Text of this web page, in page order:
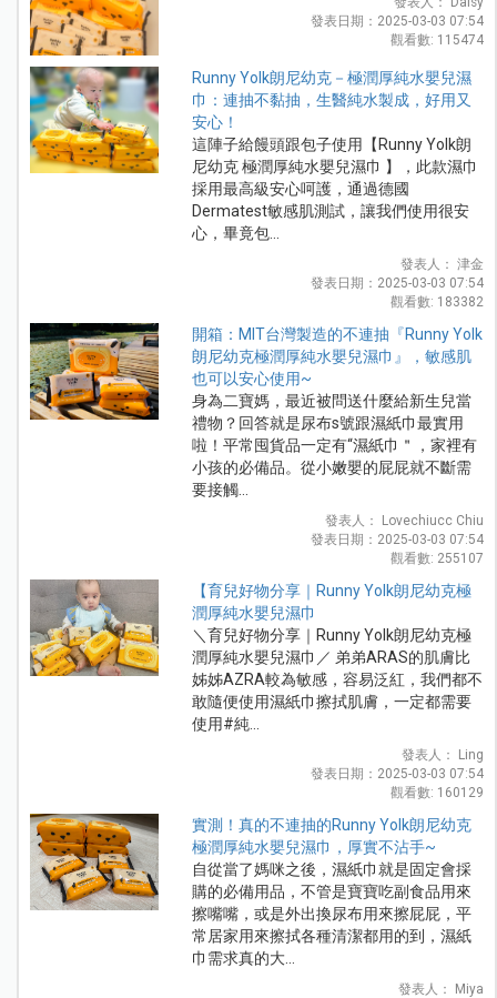
發表日期：2025-03-03 07:54
觀看數: 115474
Runny Yolk朗尼幼克－極潤厚純水嬰兒濕
巾：連抽不黏抽，生醫純水製成，好用又
安心！
這陣子給饅頭跟包子使用【Runny Yolk朗
尼幼克 極潤厚純水嬰兒濕巾 】，此款濕巾
採用最高級安心呵護，通過德國
Dermatest敏感肌測試，讓我們使用很安
心，畢竟包...
發表人： 津金
發表日期：2025-03-03 07:54
觀看數: 183382
開箱：MIT台灣製造的不連抽『Runny Yolk
朗尼幼克極潤厚純水嬰兒濕巾』，敏感肌
也可以安心使用~
身為二寶媽，最近被問送什麼給新生兒當
禮物？回答就是尿布s號跟濕紙巾最實用
啦！平常囤貨品一定有“濕紙巾＂，家裡有
小孩的必備品。從小嫩嬰的屁屁就不斷需
要接觸...
發表人： Lovechiucc Chiu
發表日期：2025-03-03 07:54
觀看數: 255107
【育兒好物分享｜Runny Yolk朗尼幼克極
潤厚純水嬰兒濕巾
＼育兒好物分享｜Runny Yolk朗尼幼克極
潤厚純水嬰兒濕巾／ 弟弟ARAS的肌膚比
姊姊AZRA較為敏感，容易泛紅，我們都不
敢隨便使用濕紙巾擦拭肌膚，一定都需要
使用#純...
發表人： Ling
發表日期：2025-03-03 07:54
觀看數: 160129
實測！真的不連抽的Runny Yolk朗尼幼克
極潤厚純水嬰兒濕巾，厚實不沾手~
自從當了媽咪之後，濕紙巾就是固定會採
購的必備用品，不管是寶寶吃副食品用來
擦嘴嘴，或是外出換尿布用來擦屁屁，平
常居家用來擦拭各種清潔都用的到，濕紙
巾需求真的大...
發表人： Miya